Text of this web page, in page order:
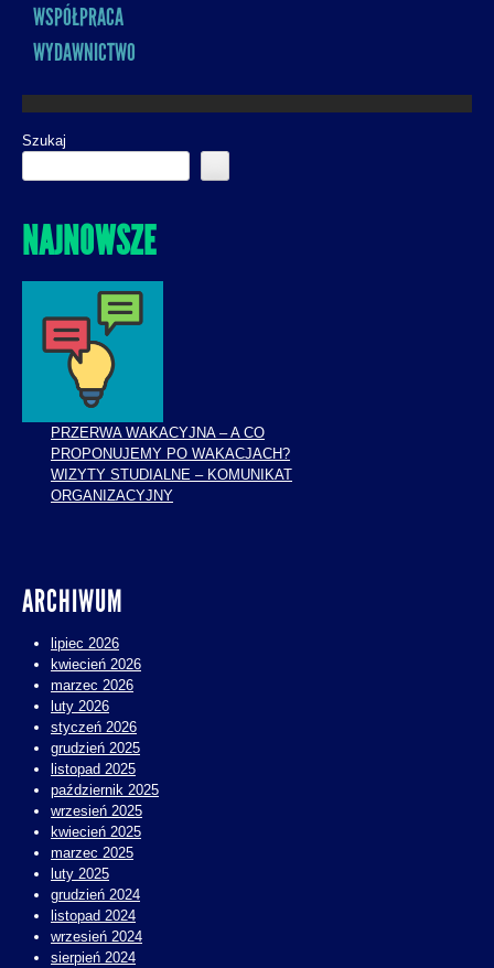
WSPÓŁPRACA
WYDAWNICTWO
Szukaj
NAJNOWSZE
PRZERWA WAKACYJNA – A CO
PROPONUJEMY PO WAKACJACH?
WIZYTY STUDIALNE – KOMUNIKAT
ORGANIZACYJNY
ARCHIWUM
lipiec 2026
kwiecień 2026
marzec 2026
luty 2026
styczeń 2026
grudzień 2025
listopad 2025
październik 2025
wrzesień 2025
kwiecień 2025
marzec 2025
luty 2025
grudzień 2024
listopad 2024
wrzesień 2024
sierpień 2024